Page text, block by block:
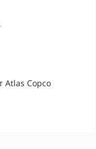
Atlas Copco